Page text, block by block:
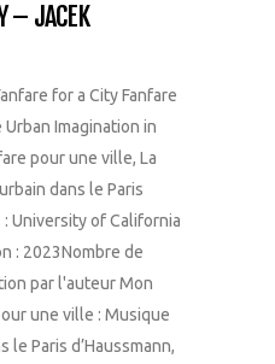
– JACEK
for a City Fanfare
Imagination in
pour une ville, La
dans le Paris
University of California
: 2023Nombre de
par l'auteur Mon
une ville : Musique
le Paris d’Haussmann,